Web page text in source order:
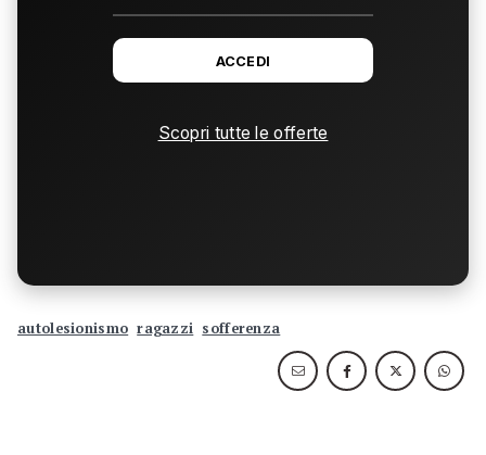
ACCEDI
Scopri tutte le offerte
autolesionismo ragazzi sofferenza